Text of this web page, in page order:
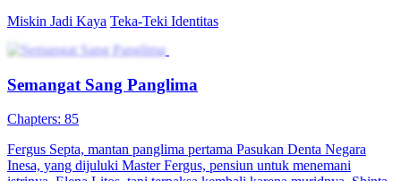
Miskin Jadi Kaya Teka-Teki Identitas
Semangat Sang Panglima
Chapters: 85
Fergus Septa, mantan panglima pertama Pasukan Denta Negara
Inesa, yang dijuluki Master Fergus, pensiun untuk menemani